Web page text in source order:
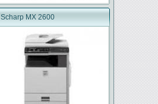
Scharp MX 2600